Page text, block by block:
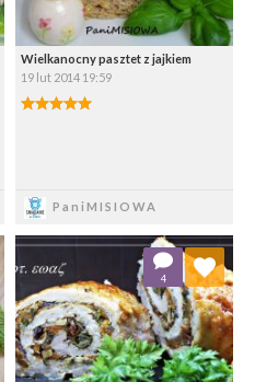
Wielkanocny pasztet z jajkiem
19 lut 2014 19:59
PaniMISIOWA
4
Dodaj do ulubionych
Wybierz listę: